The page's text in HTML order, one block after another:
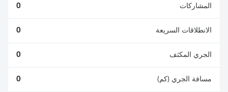
المشاركات 0
الانطلاقات السريعة 0
الجري المكثف 0
مسافة الجري (كم) 0